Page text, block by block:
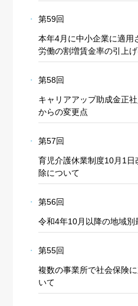
第59回
本年4月に中小企業に適用
労働の割増賃金率の引上
第58回
キャリアアップ助成金正
からの変更点
第57回
育児介護休業制度10月1
除について
第56回
令和4年10月以降の地域別
第55回
複数の事業所で社会保険
いて